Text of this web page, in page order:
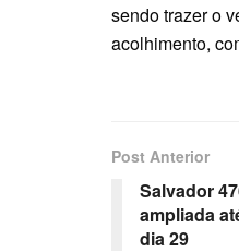
sendo trazer o
acolhimento,
Post Anterior
Salvador
ampliada
dia 29